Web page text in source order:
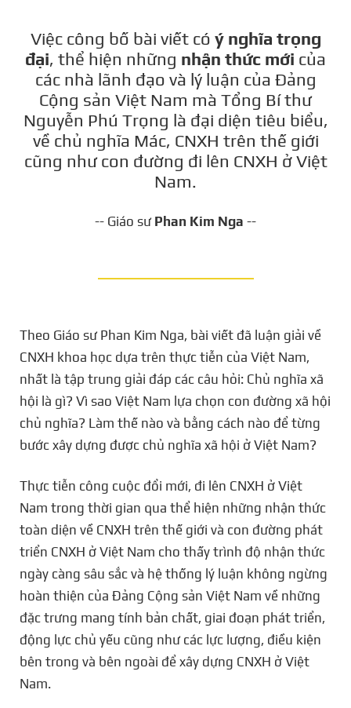
Việc công bố bài viết có ý nghĩa trọng
đại, thể hiện những nhận thức mới của
các nhà lãnh đạo và lý luận của Đảng
Cộng sản Việt Nam mà Tổng Bí thư
Nguyễn Phú Trọng là đại diện tiêu biểu,
về chủ nghĩa Mác, CNXH trên thế giới
cũng như con đường đi lên CNXH ở Việt
Nam.
-- Giáo sư Phan Kim Nga --
Theo Giáo sư Phan Kim Nga, bài viết đã luận giải về
CNXH khoa học dựa trên thực tiễn của Việt Nam,
nhất là tập trung giải đáp các câu hỏi: Chủ nghĩa xã
hội là gì? Vì sao Việt Nam lựa chọn con đường xã hội
chủ nghĩa? Làm thế nào và bằng cách nào để từng
bước xây dựng được chủ nghĩa xã hội ở Việt Nam?
Thực tiễn công cuộc đổi mới, đi lên CNXH ở Việt
Nam trong thời gian qua thể hiện những nhận thức
toàn diện về CNXH trên thế giới và con đường phát
triển CNXH ở Việt Nam cho thấy trình độ nhận thức
ngày càng sâu sắc và hệ thống lý luận không ngừng
hoàn thiện của Đảng Cộng sản Việt Nam về những
đặc trưng mang tính bản chất, giai đoạn phát triển,
động lực chủ yếu cũng như các lực lượng, điều kiện
bên trong và bên ngoài để xây dựng CNXH ở Việt
Nam.